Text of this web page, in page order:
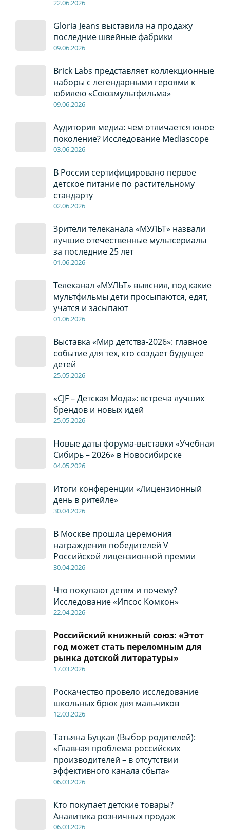
22.06.2026
Gloria Jeans выставила на продажу
последние швейные фабрики
09.06.2026
Brick Labs представляет коллекционные
наборы с легендарными героями к
юбилею «Союзмультфильма»
09.06.2026
Аудитория медиа: чем отличается юное
поколение? Исследование Mediascope
03.06.2026
В России сертифицировано первое
детское питание по растительному
стандарту
02.06.2026
Зрители телеканала «МУЛЬТ» назвали
лучшие отечественные мультсериалы
за последние 25 лет
01.06.2026
Телеканал «МУЛЬТ» выяснил, под какие
мультфильмы дети просыпаются, едят,
учатся и засыпают
01.06.2026
Выставка «Мир детства-2026»: главное
событие для тех, кто создает будущее
детей
25.05.2026
«CJF – Детская Мода»: встреча лучших
брендов и новых идей
25.05.2026
Новые даты форума-выставки «Учебная
Сибирь – 2026» в Новосибирске
04.05.2026
Итоги конференции «Лицензионный
день в ритейле»
30.04.2026
В Москве прошла церемония
награждения победителей V
Российской лицензионной премии
30.04.2026
Что покупают детям и почему?
Исследование «Ипсос Комкон»
22.04.2026
Российский книжный союз: «Этот
год может стать переломным для
рынка детской литературы»
17.03.2026
Роскачество провело исследование
школьных брюк для мальчиков
12.03.2026
Татьяна Буцкая (Выбор родителей):
«Главная проблема российских
производителей – в отсутствии
эффективного канала сбыта»
06.03.2026
Кто покупает детские товары?
Аналитика розничных продаж
06.03.2026